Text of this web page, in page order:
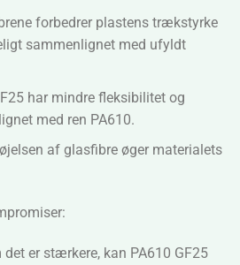
forbedrer plastens trækstyrke
sammenlignet med ufyldt
har mindre fleksibilitet og
med ren PA610.
af glasfibre øger materialets
det er stærkere, kan PA610 GF25